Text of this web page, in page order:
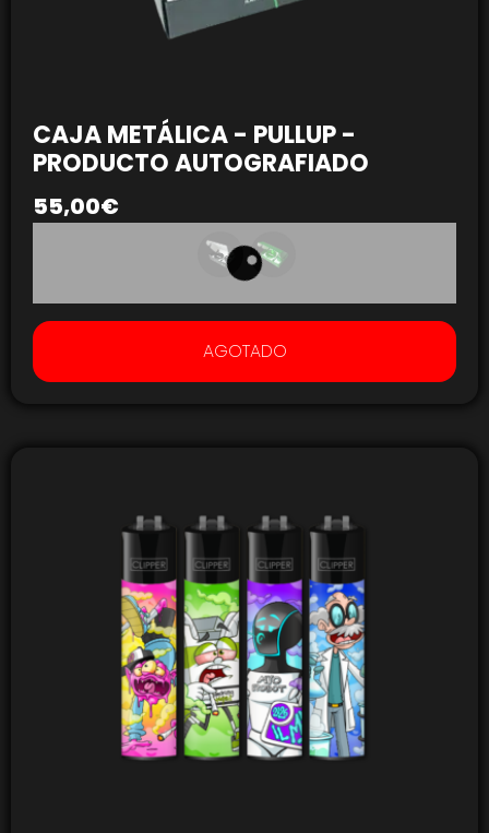
CAJA METÁLICA - PULLUP -
PRODUCTO AUTOGRAFIADO
55,00€
AGOTADO